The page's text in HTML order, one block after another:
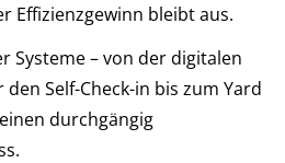
Effizienzgewinn bleibt aus.
Systeme – von der digitalen
Self-Check-in bis zum Yard
durchgängig